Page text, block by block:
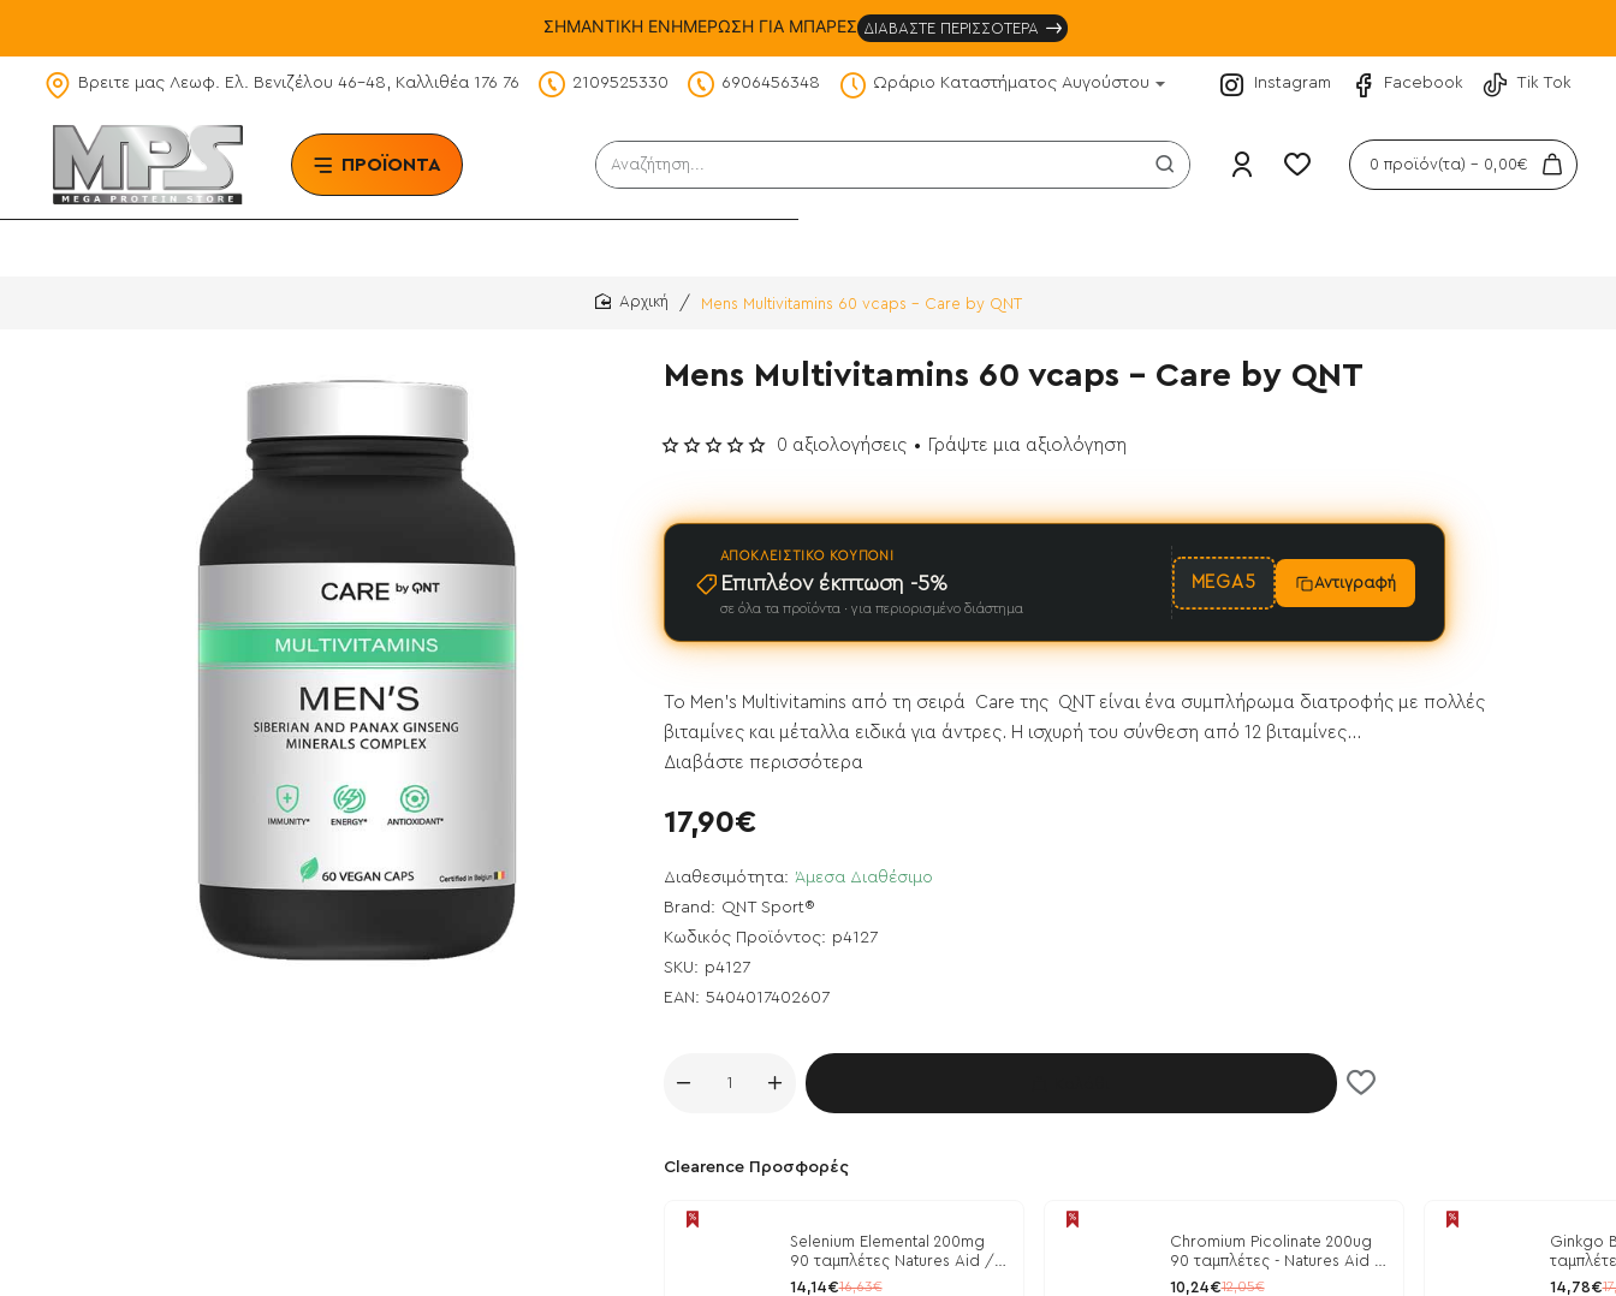
ΣΗΜΑΝΤΙΚΗ ΕΝΗΜΕΡΩΣΗ ΓΙΑ ΜΠΑΡΕΣ ΔΙΑΒΑΣΤΕ ΠΕΡΙΣΣΟΤΕΡΑ
Βρειτε μας Λεωφ. Ελ. Βενιζέλου 46-48, Καλλιθέα 176 76 2109525330 6906456348 Ωράριο Καταστήματος Αυγούστου Instagram Facebook Tik Tok
ΠΡΟΪΟΝΤΑ Αναζήτηση... 0 προϊόν(τα) - 0,00€
Mens Multivitamins 60 vcaps - Care by QNT
Mens Multivitamins 60 vcaps - Care by QNT
ΑΠΟΚΛΕΙΣΤΙΚΌ ΚΟΥΠΌΝΙ
Επιπλέον έκπτωση -5%
σε όλα τα προϊόντα · για περιορισμένο διάστημα
MEGA5 Αντιγραφή
Το Men's Multivitamins από τη σειρά Care της QNT είναι ένα συμπλήρωμα διατροφής με πολλές
βιταμίνες και μέταλλα ειδικά για άντρες. Η ισχυρή του σύνθεση από 12 βιταμίνες...
Διαβάστε περισσότερα
Διαθεσιμότητα: Άμεσα Διαθέσιμο
Brand: QNT Sport®
Κωδικός Προϊόντος: p4127
SKU: p4127
EAN: 5404017402607
0 αξιολογήσεις • Γράψτε μια αξιολόγηση
17,90€
Clearence Προσφορές
Selenium Elemental 200mg
90 ταμπλέτες Natures Aid /
Μέταλλα
14,14€16,63€
Chromium Picolinate 200ug
90 ταμπλέτες - Natures Aid /
Ρύθμιση Γλυκόζης
10,24€12,05€
Ginkgo
14,78€